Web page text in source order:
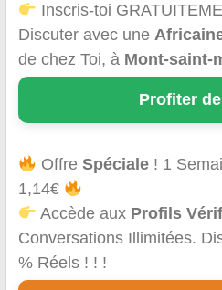
Inscris-toi
Discuter avec une
de chez Toi, à Mont-saint-
Profiter
OffreSpéciale ! 1
1,14€
Accède aux Profils
Conversations Illimitées.
% Réels ! ! !